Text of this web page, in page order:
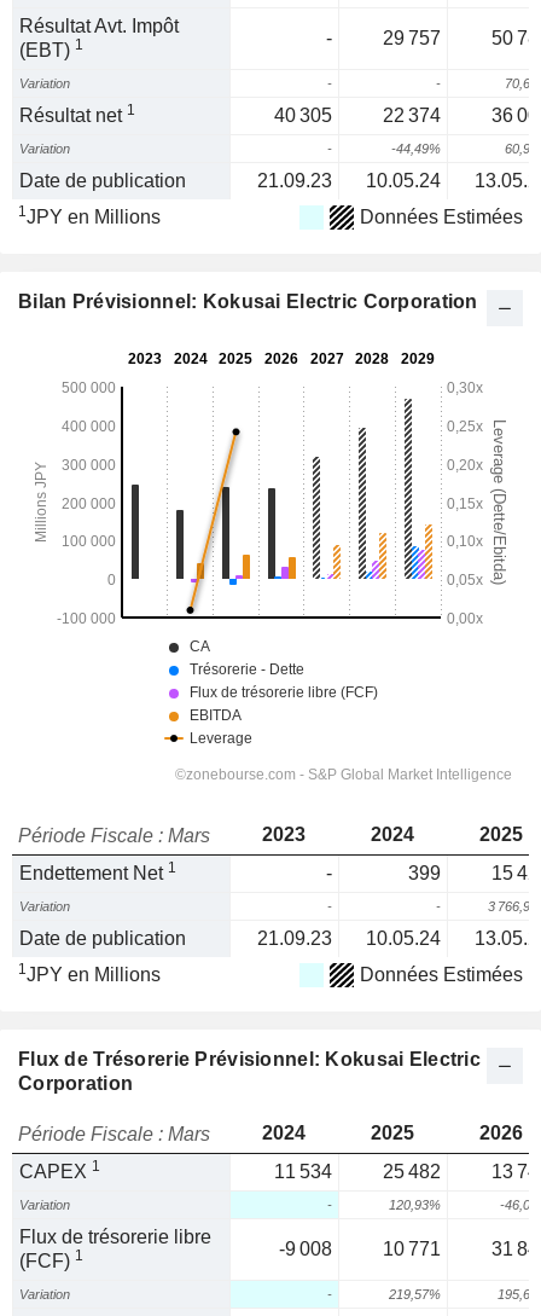
Résultat Avt. Impôt
(EBT) 1 - 29 757 50
Variation - -
Résultat net 1 40 305 22 374 36
Variation - -44,49%
Date de publication 21.09.23 10.05.24
1JPY en Millions Données Estimées
Bilan Prévisionnel: Kokusai Electric Corporation
Période Fiscale : Mars 2023 2024
2025
Endettement Net 1 - 399 15
Variation - - 3
Date de publication 21.09.23 10.05.24
1JPY en Millions Données Estimées
Flux de Trésorerie Prévisionnel: Kokusai Electric
Corporation
Période Fiscale : Mars 2024 2025
2026
CAPEX 1 11 534 25 482 13
Variation - 120,93% -
Flux de trésorerie libre
(FCF) 1 -9 008 10 771 31
Variation - 219,57%